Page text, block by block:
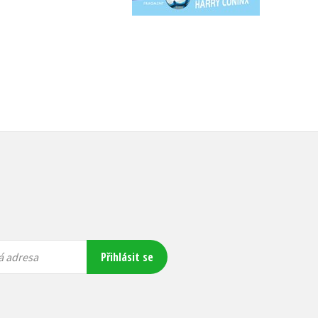
adresa Přihlásit se